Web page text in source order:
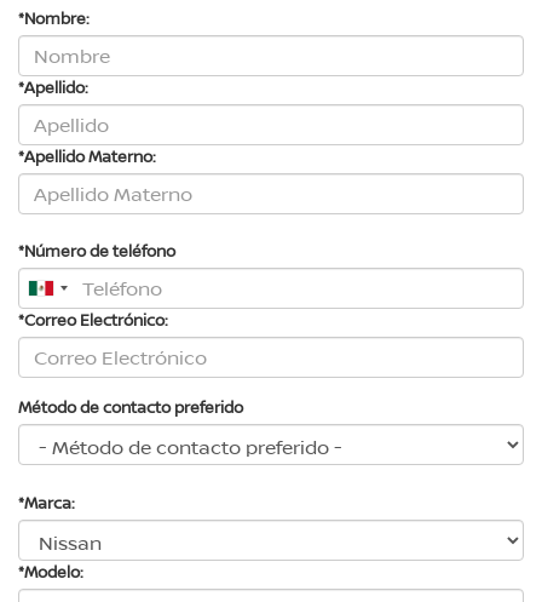
*Nombre:
*Apellido:
*Apellido Materno:
*Número de teléfono
*Correo Electrónico:
Método de contacto preferido
*Marca:
*Modelo: